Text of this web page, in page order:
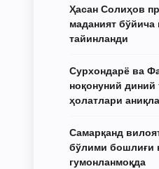
Ҳасан Солиҳов
маданият бўйича
тайинланди
Сурхондарё ва
ноқонуний
ҳолатлари
Самарқанд
бўлими бошлиғи
гумонланмоқда